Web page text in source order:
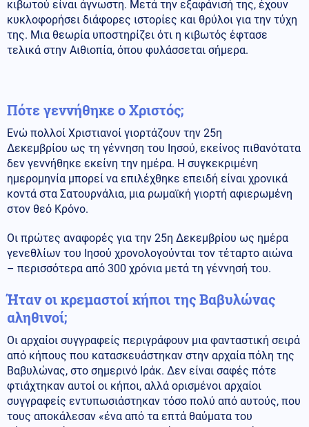
κιβωτού είναι άγνωστη. Μετά την εξαφάνισή της, έχουν
κυκλοφορήσει διάφορες ιστορίες και θρύλοι για την τύχη
της. Μια θεωρία υποστηρίζει ότι η κιβωτός έφτασε
τελικά στην Αιθιοπία, όπου φυλάσσεται σήμερα.
Πότε γεννήθηκε ο Χριστός;
Ενώ πολλοί Χριστιανοί γιορτάζουν την 25η
Δεκεμβρίου ως τη γέννηση του Ιησού, εκείνος πιθανότατα
δεν γεννήθηκε εκείνη την ημέρα. Η συγκεκριμένη
ημερομηνία μπορεί να επιλέχθηκε επειδή είναι χρονικά
κοντά στα Σατουρνάλια, μια ρωμαϊκή γιορτή αφιερωμένη
στον θεό Κρόνο.
Οι πρώτες αναφορές για την 25η Δεκεμβρίου ως ημέρα
γενεθλίων του Ιησού χρονολογούνται τον τέταρτο αιώνα
– περισσότερα από 300 χρόνια μετά τη γέννησή του.
Ήταν οι κρεμαστοί κήποι της Βαβυλώνας
αληθινοί;
Οι αρχαίοι συγγραφείς περιγράφουν μια φανταστική σειρά
από κήπους που κατασκευάστηκαν στην αρχαία πόλη της
Βαβυλώνας, στο σημερινό Ιράκ. Δεν είναι σαφές πότε
φτιάχτηκαν αυτοί οι κήποι, αλλά ορισμένοι αρχαίοι
συγγραφείς εντυπωσιάστηκαν τόσο πολύ από αυτούς, που
τους αποκάλεσαν «ένα από τα επτά θαύματα του